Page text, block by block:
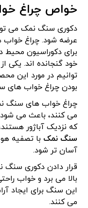
خواص چراغ
دکوری سنگ نمک می
عرضه شود. چراغ خواب
برای دکوراسیون محیط
خود گنجانده اند.
توانیم در مورد این
بودن چراغ خواب
چراغ خواب های سنگ
می کنند، باعث می
که نزدیک آباژور
سنگ نمک با تصفیه
آسان تر شود.
قرار دادن دکوری سنگ
بالا می برد و خواب
این سنگ برای ایجاد
می کنند.